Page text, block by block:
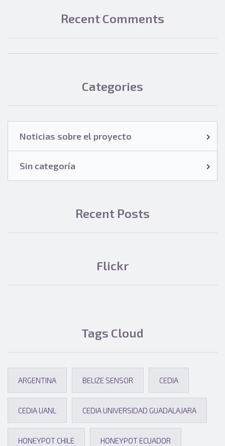
Recent Comments
Categories
Noticias sobre el proyecto
Sin categoría
Recent Posts
Flickr
Tags Cloud
ARGENTINA BELIZE SENSOR CEDIA
CEDIA UANL CEDIA UNIVERSIDAD GUADALAJARA
HONEYPOT CHILE HONEYPOT ECUADOR